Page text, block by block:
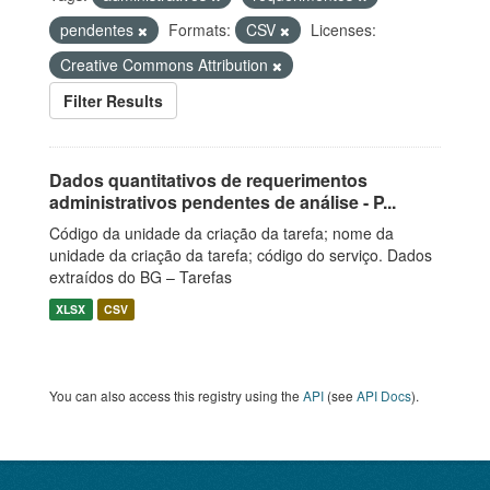
pendentes
Formats: CSV
Licenses:
Creative Commons Attribution
Filter Results
Dados quantitativos de requerimentos
administrativos pendentes de análise - P...
Código da unidade da criação da tarefa; nome da
unidade da criação da tarefa; código do serviço. Dados
extraídos do BG – Tarefas
XLSX CSV
You can also access this registry using the API (see API Docs).